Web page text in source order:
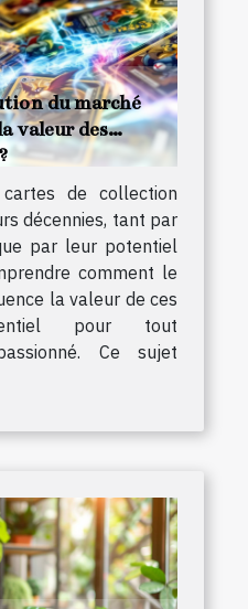
du marché
valeur des
de collection
décennies, tant par
par leur potentiel
comment le
la valeur de ces
pour tout
Ce sujet